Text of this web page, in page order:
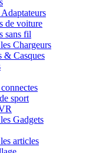
de voiture
sans fil
Chargeurs
& Casques
sport
Gadgets
articles